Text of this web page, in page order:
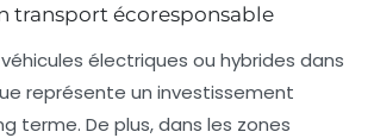
transport écoresponsable
électriques ou hybrides dans
représente un investissement
terme. De plus, dans les zones